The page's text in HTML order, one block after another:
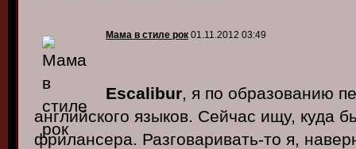
Мама в стиле рок 01.11.2012 03:49
Escalibur, я по образованию
английского языков. Сейчас ищу, куда
фрилансера. Разговаривать-то я,